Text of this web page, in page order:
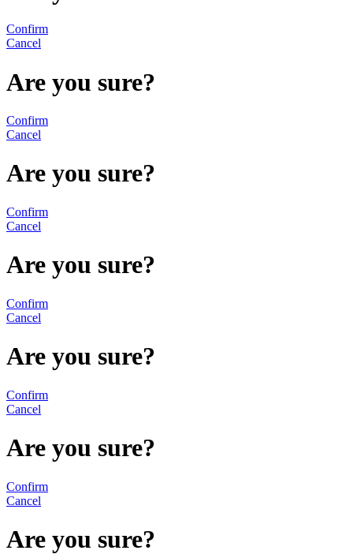
Confirm
Cancel
Are you sure?
Confirm
Cancel
Are you sure?
Confirm
Cancel
Are you sure?
Confirm
Cancel
Are you sure?
Confirm
Cancel
Are you sure?
Confirm
Cancel
Are you sure?